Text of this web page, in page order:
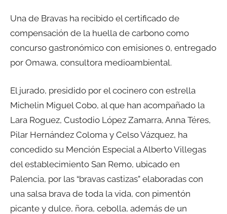
Una de Bravas ha recibido el certificado de
compensación de la huella de carbono como
concurso gastronómico con emisiones 0, entregado
por Omawa, consultora medioambiental.
El jurado, presidido por el cocinero con estrella
Michelin Miguel Cobo, al que han acompañado la
Lara Roguez, Custodio López Zamarra, Anna Téres,
Pilar Hernández Coloma y Celso Vázquez, ha
concedido su Mención Especial a Alberto Villegas
del establecimiento San Remo, ubicado en
Palencia, por las “bravas castizas” elaboradas con
una salsa brava de toda la vida, con pimentón
picante y dulce, ñora, cebolla, además de un